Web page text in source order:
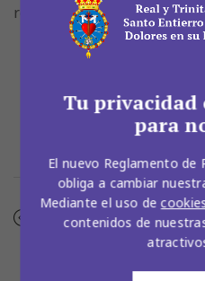
recordado Donjo. D.E.P.
NOTICIA ANTERIOR
Tu
para
El nuevo Reglamento
obliga a cambiar
Mediante el uso de
contenidos de